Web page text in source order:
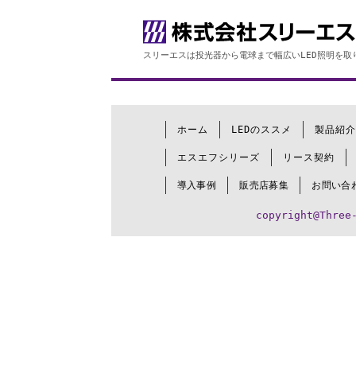
スリーエスは投光器から電球まで幅広いLED照明を取
ホーム LEDのススメ 製品紹介
エスエフシリーズ リース契約
導入事例 販売店募集 お問い合